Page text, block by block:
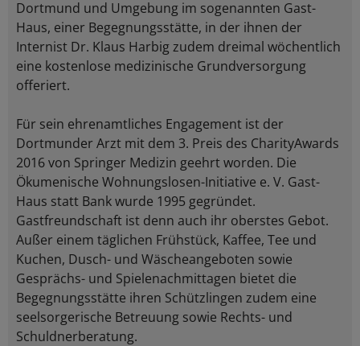
Dortmund und Umgebung im sogenannten Gast-
Haus, einer Begegnungsstätte, in der ihnen der
Internist Dr. Klaus Harbig zudem dreimal wöchentlich
eine kostenlose medizinische Grundversorgung
offeriert.
Für sein ehrenamtliches Engagement ist der
Dortmunder Arzt mit dem 3. Preis des CharityAwards
2016 von Springer Medizin geehrt worden. Die
Ökumenische Wohnungslosen-Initiative e. V. Gast-
Haus statt Bank wurde 1995 gegründet.
Gastfreundschaft ist denn auch ihr oberstes Gebot.
Außer einem täglichen Frühstück, Kaffee, Tee und
Kuchen, Dusch- und Wäscheangeboten sowie
Gesprächs- und Spielenachmittagen bietet die
Begegnungsstätte ihren Schützlingen zudem eine
seelsorgerische Betreuung sowie Rechts- und
Schuldnerberatung.